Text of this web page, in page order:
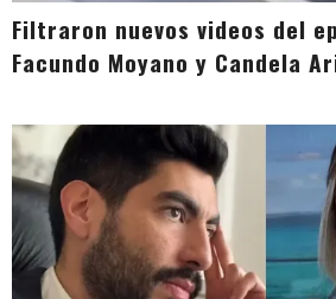
Filtraron nuevos videos del
Facundo Moyano y Candela